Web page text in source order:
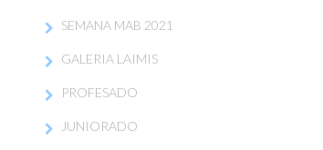
SEMANA MAB 2021
GALERIA LAIMIS
PROFESADO
JUNIORADO